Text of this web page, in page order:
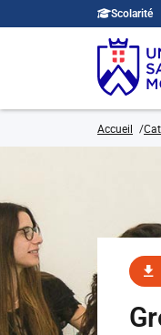
Scolarité
Accueil